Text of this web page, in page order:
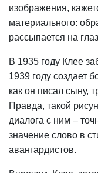
изображения,
материального:
рассыпается на
В 1935 году Клее
1939 году создает
как он писал сыну,
Правда, такой
диалога с ним –
значение слово в
авангардистов.